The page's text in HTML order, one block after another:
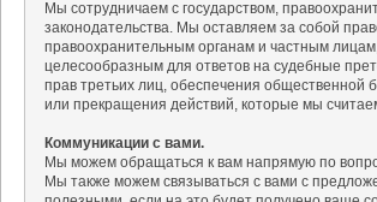
Мы сотрудничаем с государством,
законодательства. Мы оставляем за собой
правоохранительным органам и частным
целесообразным для ответов на судебные
прав третьих лиц, обеспечения общественной
или прекращения действий, которые мы
Коммуникации с вами.
Мы можем обращаться к вам напрямую по
Мы также можем связываться с вами с